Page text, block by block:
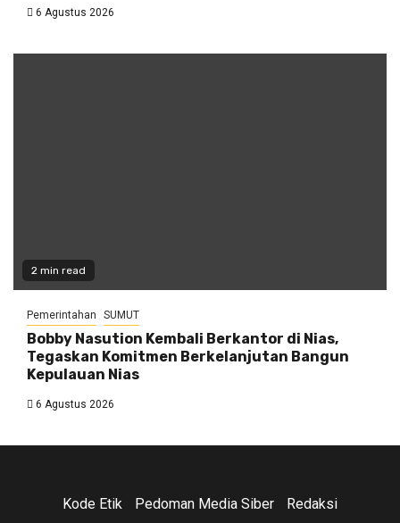
6 Agustus 2026
2 min read
Pemerintahan SUMUT
Bobby Nasution Kembali Berkantor di Nias,
Tegaskan Komitmen Berkelanjutan Bangun
Kepulauan Nias
6 Agustus 2026
Kode Etik Pedoman Media Siber Redaksi